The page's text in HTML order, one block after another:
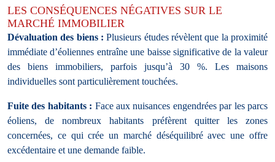
LES CONSÉQUENCES NÉGATIVES SUR LE
MARCHÉ IMMOBILIER
Dévaluation des biens : Plusieurs études révèlent que la proximité
immédiate d’éoliennes entraîne une baisse significative de la valeur
des biens immobiliers, parfois jusqu’à 30 %. Les maisons
individuelles sont particulièrement touchées.
Fuite des habitants : Face aux nuisances engendrées par les parcs
éoliens, de nombreux habitants préfèrent quitter les zones
concernées, ce qui crée un marché déséquilibré avec une offre
excédentaire et une demande faible.